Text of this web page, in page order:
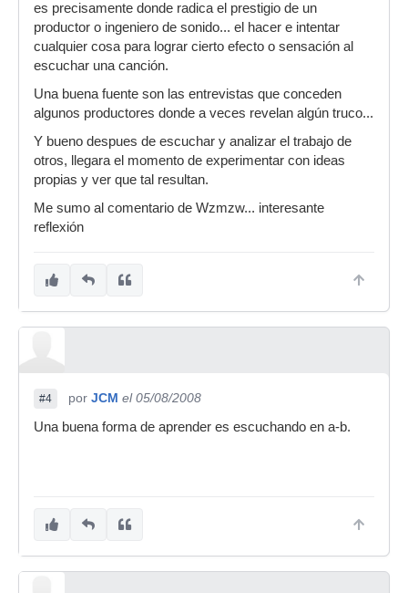
es precisamente donde radica el prestigio de un
productor o ingeniero de sonido... el hacer e intentar
cualquier cosa para lograr cierto efecto o sensación al
escuchar una canción.
Una buena fuente son las entrevistas que conceden
algunos productores donde a veces revelan algún truco...
Y bueno despues de escuchar y analizar el trabajo de
otros, llegara el momento de experimentar con ideas
propias y ver que tal resultan.
Me sumo al comentario de Wzmzw... interesante
reflexión
#4 por JCM el 05/08/2008
Una buena forma de aprender es escuchando en a-b.